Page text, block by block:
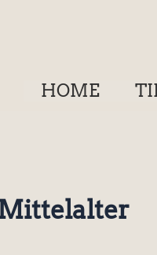
HOME